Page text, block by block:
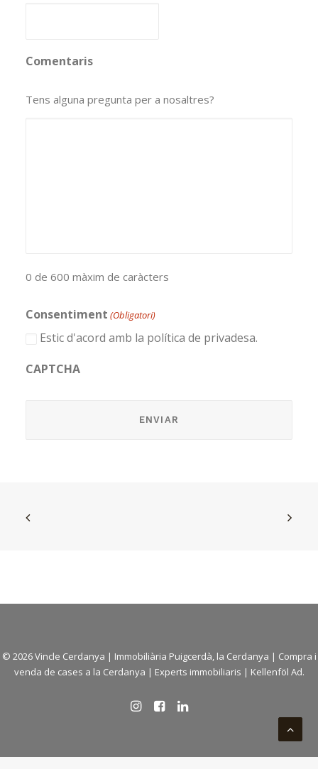
Comentaris
Tens alguna pregunta per a nosaltres?
0 de 600 màxim de caràcters
Consentiment (Obligatori)
Estic d'acord amb la política de privadesa.
CAPTCHA
© 2026 Vincle Cerdanya | Immobiliària Puigcerdà, la Cerdanya | Compra i
venda de cases a la Cerdanya | Experts immobiliaris | Kellenföl Ad.